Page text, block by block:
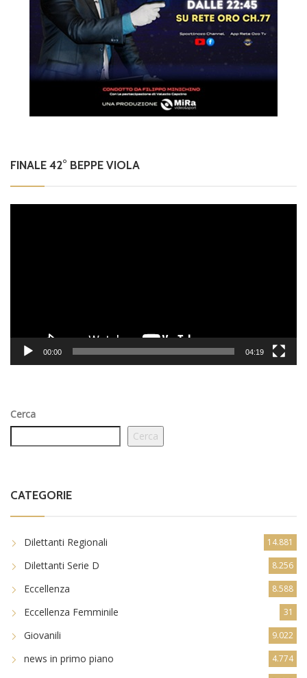
FINALE 42° BEPPE VIOLA
00:00 04:19
Cerca
Cerca
CATEGORIE
Dilettanti Regionali 14.881
Dilettanti Serie D 8.256
Eccellenza 8.588
Eccellenza Femminile 31
Giovanili 9.022
news in primo piano 4.774